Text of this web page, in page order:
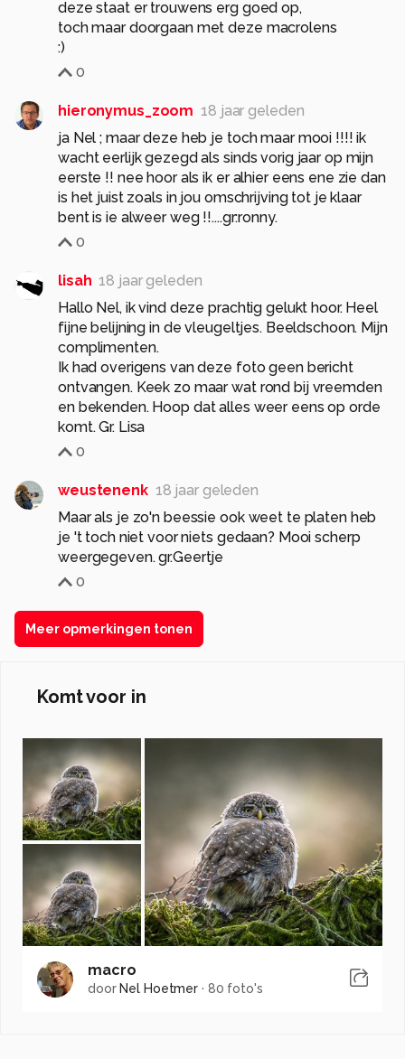
deze staat er trouwens erg goed op,
toch maar doorgaan met deze macrolens
:)
0
hieronymus_zoom 18 jaar geleden
ja Nel ; maar deze heb je toch maar mooi !!!! ik
wacht eerlijk gezegd als sinds vorig jaar op mijn
eerste !! nee hoor als ik er alhier eens ene zie dan
is het juist zoals in jou omschrijving tot je klaar
bent is ie alweer weg !!....gr:ronny.
0
lisah 18 jaar geleden
Hallo Nel, ik vind deze prachtig gelukt hoor. Heel
fijne belijning in de vleugeltjes. Beeldschoon. Mijn
complimenten.
Ik had overigens van deze foto geen bericht
ontvangen. Keek zo maar wat rond bij vreemden
en bekenden. Hoop dat alles weer eens op orde
komt. Gr. Lisa
0
weustenenk 18 jaar geleden
Maar als je zo'n beessie ook weet te platen heb
je 't toch niet voor niets gedaan? Mooi scherp
weergegeven. gr.Geertje
0
Meer opmerkingen tonen
Komt voor in
macro
door Nel Hoetmer · 80 foto's